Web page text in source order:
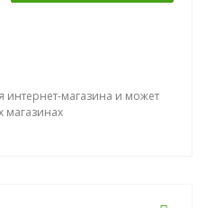
интернет-магазина и может
магазинах